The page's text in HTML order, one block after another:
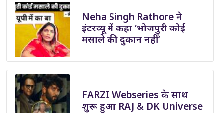
Neha Singh Rathore ने
इंटरव्यू में कहा ‘भोजपुरी कोई
मसाले की दुकान नहीं’
FARZI Webseries के साथ
शुरू हुआ RAJ & DK Universe